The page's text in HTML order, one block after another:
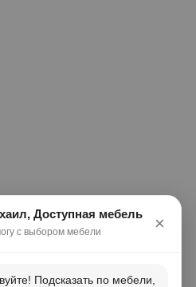
Доступная мебель
с выбором мебели ×
Подсказать по мебели,